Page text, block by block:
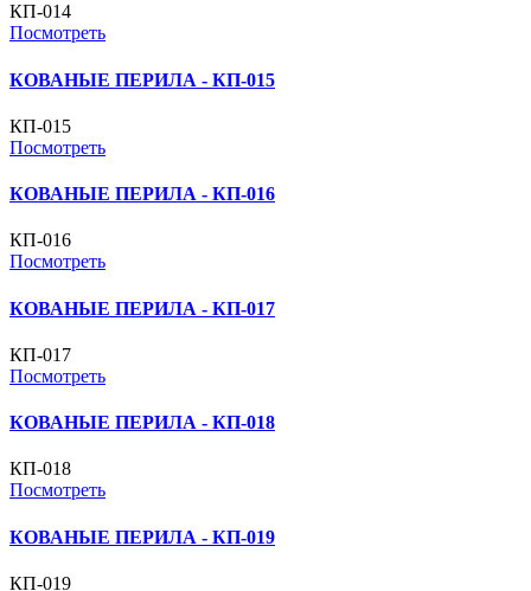
КП-014
Посмотреть
КОВАНЫЕ ПЕРИЛА - КП-015
КП-015
Посмотреть
КОВАНЫЕ ПЕРИЛА - КП-016
КП-016
Посмотреть
КОВАНЫЕ ПЕРИЛА - КП-017
КП-017
Посмотреть
КОВАНЫЕ ПЕРИЛА - КП-018
КП-018
Посмотреть
КОВАНЫЕ ПЕРИЛА - КП-019
КП-019